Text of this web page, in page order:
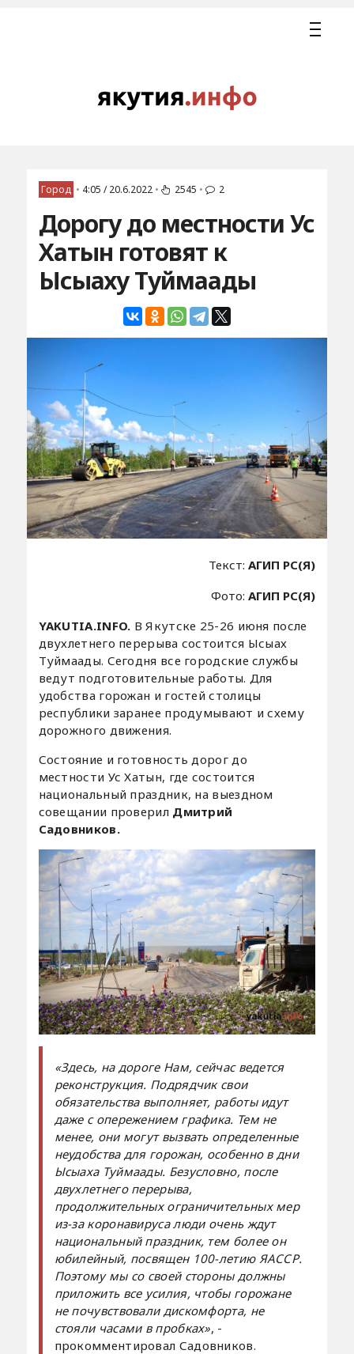
Город • 4:05 / 20.6.2022 • 2545 • 2
Дорогу до местности Ус
Хатын готовят к
Ысыаху Туймаады
Текст:АГИП РС(Я)
Фото:АГИП РС(Я)
YAKUTIA.INFO. В Якутске 25-26 июня после
двухлетнего перерыва состоится Ысыах
Туймаады. Сегодня все городские службы
ведут подготовительные работы. Для
удобства горожан и гостей столицы
республики заранее продумывают и схему
дорожного движения.
Состояние и готовность дорог до
местности Ус Хатын, где состоится
национальный праздник, на выездном
совещании проверил Дмитрий
Садовников.
«Здесь, на дороге Нам, сейчас ведется
реконструкция. Подрядчик свои
обязательства выполняет, работы идут
даже с опережением графика. Тем не
менее, они могут вызвать определенные
неудобства для горожан, особенно в дни
Ысыаха Туймаады. Безусловно, после
двухлетнего перерыва,
продолжительных ограничительных мер
из-за коронавируса люди очень ждут
национальный праздник, тем более он
юбилейный, посвящен 100-летию ЯАССР.
Поэтому мы со своей стороны должны
приложить все усилия, чтобы горожане
не почувствовали дискомфорта, не
стояли часами в пробках», -
прокомментировал Садовников.